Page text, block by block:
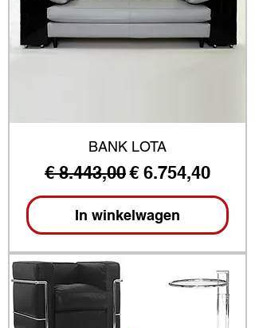
BANK LOTA
Normale prijs
€ 8.443,00Verkoopprijs
€ 6.754,40
In winkelwagen